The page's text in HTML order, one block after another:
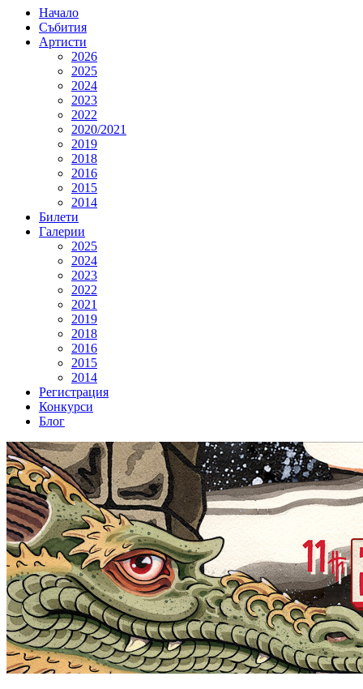
Начало
Събития
Артисти
2026
2025
2024
2023
2022
2020/2021
2019
2018
2016
2015
2014
Билети
Галерии
2025
2024
2023
2022
2021
2019
2018
2016
2015
2014
Регистрация
Конкурси
Блог